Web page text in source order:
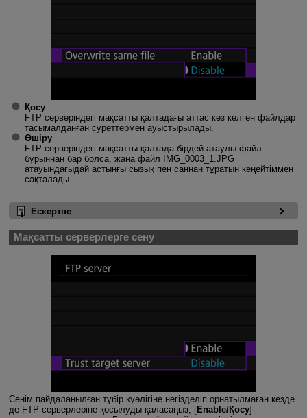
Қосу
FTP серверіндегі мақсатты қалтадағы аттас кез келген файлдар
тасымалданған суреттермен ауыстырылады.
Өшіру
FTP серверіндегі мақсатты қалтада бірдей атаулы файл
бұрыннан бар болса, жаңа файл IMG_0003_1.JPG
атауындағыдай астыңғы сызық пен саннан тұратын кеңейтіммен
сақталады.
Ескертпе
Мақсатты серверлерге сену
Сенім пайдаланылған түбір куәлігіне негізделіп орнатылмаған кезде
де FTP серверлеріне қосылуды қаласаңыз, [Enable/Қосу]